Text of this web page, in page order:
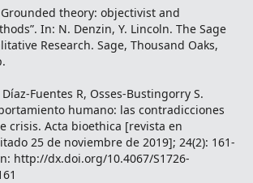
theory: objectivist and
In: N. Denzin, Y. Lincoln. The Sage
Research. Sage, Thousand Oaks,
Fuentes R, Osses-Bustingorry S.
humano: las contradicciones
crisis. Acta bioethica [revista en
25 de noviembre de 2019]; 24(2): 161-
http://dx.doi.org/10.4067/S1726-